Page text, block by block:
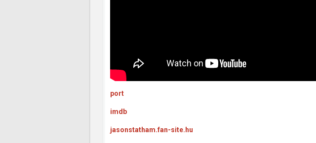
port
imdb
jasonstatham.fan-site.hu